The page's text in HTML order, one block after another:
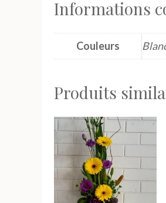
Informations
Couleurs
Produits